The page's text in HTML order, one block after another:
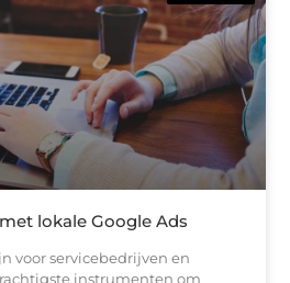
lokale Google Ads
voor servicebedrijven en
instrumenten om